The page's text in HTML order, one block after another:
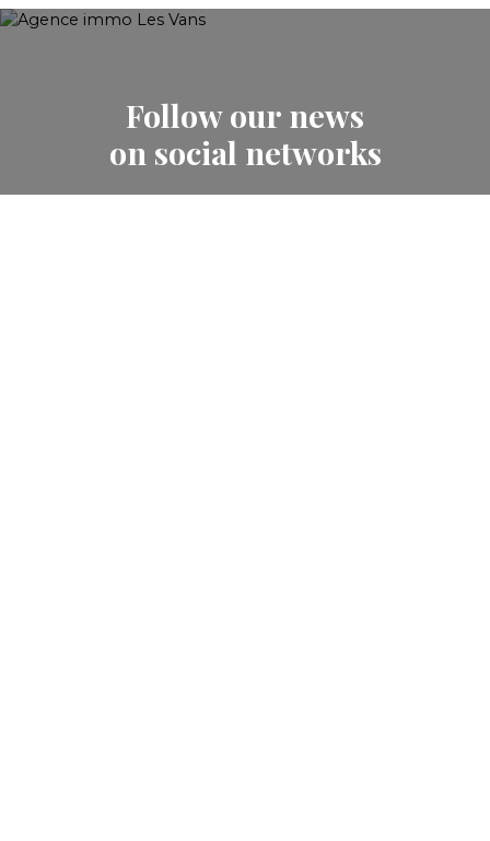
Follow our news
on social networks